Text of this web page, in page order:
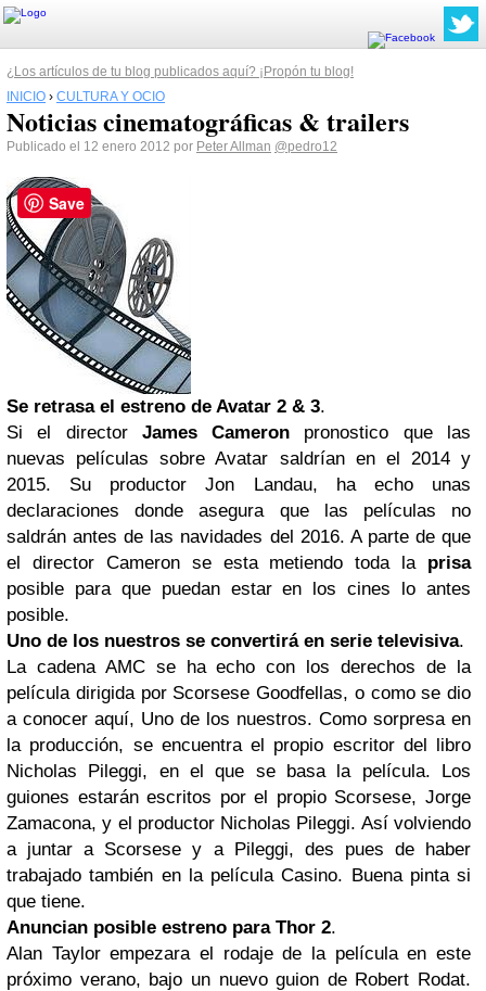
¿Los artículos de tu blog publicados aquí? ¡Propón tu blog!
INICIO › CULTURA Y OCIO
Noticias cinematográficas & trailers
Publicado el 12 enero 2012 por Peter Allman @pedro12
Se retrasa el estreno de Avatar 2 & 3.
Si el director James Cameron pronostico que las
nuevas películas sobre Avatar saldrían en el 2014 y
2015. Su productor Jon Landau, ha echo unas
declaraciones donde asegura que las películas no
saldrán antes de las navidades del 2016. A parte de que
el director Cameron se esta metiendo toda la prisa
posible para que puedan estar en los cines lo antes
posible.
Uno de los nuestros se convertirá en serie televisiva.
La cadena AMC se ha echo con los derechos de la
película dirigida por Scorsese Goodfellas, o como se dio
a conocer aquí, Uno de los nuestros. Como sorpresa en
la producción, se encuentra el propio escritor del libro
Nicholas Pileggi, en el que se basa la película. Los
guiones estarán escritos por el propio Scorsese, Jorge
Zamacona, y el productor Nicholas Pileggi. Así volviendo
a juntar a Scorsese y a Pileggi, des pues de haber
trabajado también en la película Casino. Buena pinta si
que tiene.
Anuncian posible estreno para Thor 2.
Alan Taylor empezara el rodaje de la película en este
próximo verano, bajo un nuevo guion de Robert Rodat.
Save